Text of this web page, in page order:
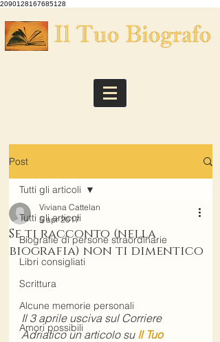
2090128167685128
Post
Tutti gli articoli
Biografie di persone straordinarie
Libri consigliati
Scrittura
Alcune memorie personali
Amori possibili
Tutti gli articoli
Se ti racconto (nella
biografia) non ti dimentico
Viviana Cattelan
5 apr 2017
Il 3 aprile usciva sul Corriere
Adriatico un articolo su Il Tuo